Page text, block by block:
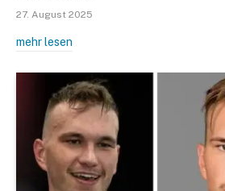
27. August 2025
mehr lesen